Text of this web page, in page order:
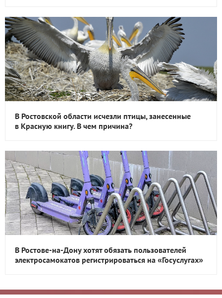
В Ростовской области исчезли птицы, занесенные
в Красную книгу. В чем причина?
В Ростове-на-Дону хотят обязать пользователей
электросамокатов регистрироваться на «Госуслугах»